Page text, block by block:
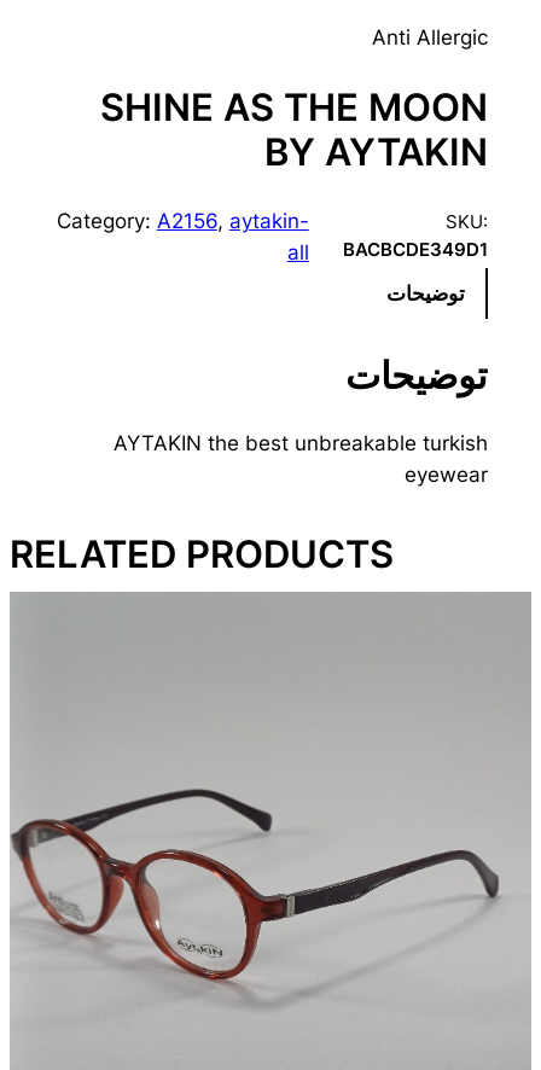
Anti Allergic
SHINE AS THE MOON
BY AYTAKIN
SKU:
BACBCDE349D1
Category: A2156, aytakin-
all
توضیحات
توضیحات
AYTAKIN the best unbreakable turkish
eyewear
RELATED PRODUCTS